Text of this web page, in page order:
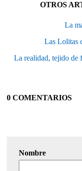
OTROS
La
Las Lolitas
La realidad, tejido de
0 COMENTARIOS
Nombre